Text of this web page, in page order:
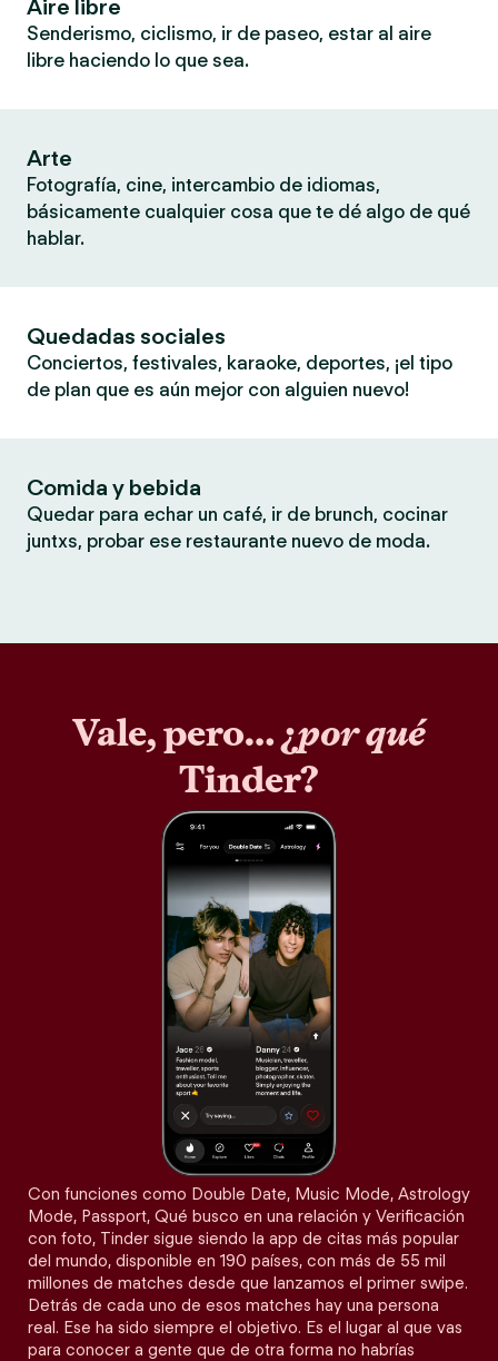
Aire libre
Senderismo, ciclismo, ir de paseo, estar al aire
libre haciendo lo que sea.
Arte
Fotografía, cine, intercambio de idiomas,
básicamente cualquier cosa que te dé algo de qué
hablar.
Quedadas sociales
Conciertos, festivales, karaoke, deportes, ¡el tipo
de plan que es aún mejor con alguien nuevo!
Comida y bebida
Quedar para echar un café, ir de brunch, cocinar
juntxs, probar ese restaurante nuevo de moda.
Vale, pero… ¿por qué
Tinder?
Con funciones como Double Date, Music Mode, Astrology
Mode, Passport, Qué busco en una relación y Verificación
con foto, Tinder sigue siendo la app de citas más popular
del mundo, disponible en 190 países, con más de 55 mil
millones de matches desde que lanzamos el primer swipe.
Detrás de cada uno de esos matches hay una persona
real. Ese ha sido siempre el objetivo. Es el lugar al que vas
para conocer a gente que de otra forma no habrías